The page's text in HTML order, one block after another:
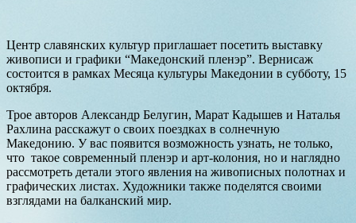
Центр славянских культур приглашает посетить выставку
живописи и графики “Македонский пленэр”. Вернисаж
состоится в рамках Месяца культуры Македонии в субботу, 15
октября.
Трое авторов Александр Белугин, Марат Кадышев и Наталья
Рахлина расскажут о своих поездках в солнечную
Македонию. У вас появится возможность узнать, не только,
что такое современный пленэр и арт-колония, но и наглядно
рассмотреть детали этого явления на живописных полотнах и
графических листах. Художники также поделятся своими
взглядами на балканский мир.